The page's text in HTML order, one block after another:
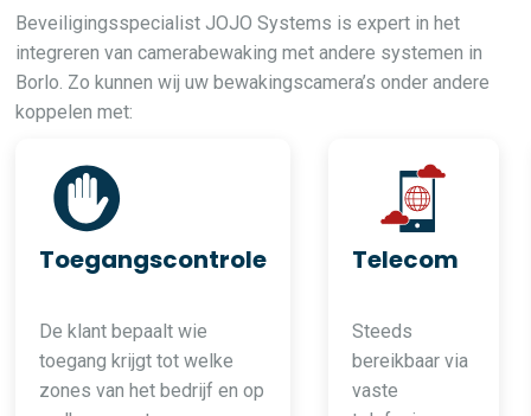
Beveiligingsspecialist JOJO Systems is expert in het
integreren van camerabewaking met andere systemen in
Borlo. Zo kunnen wij uw bewakingscamera’s onder andere
koppelen met:
Toegangscontrole
De klant bepaalt wie
toegang krijgt tot welke
zones van het bedrijf en op
Telecom
Steeds
bereikbaar via
vaste